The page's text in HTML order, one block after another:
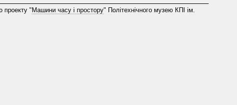
проекту " Машини часу і простору" Політехнічного музею КПІ ім.